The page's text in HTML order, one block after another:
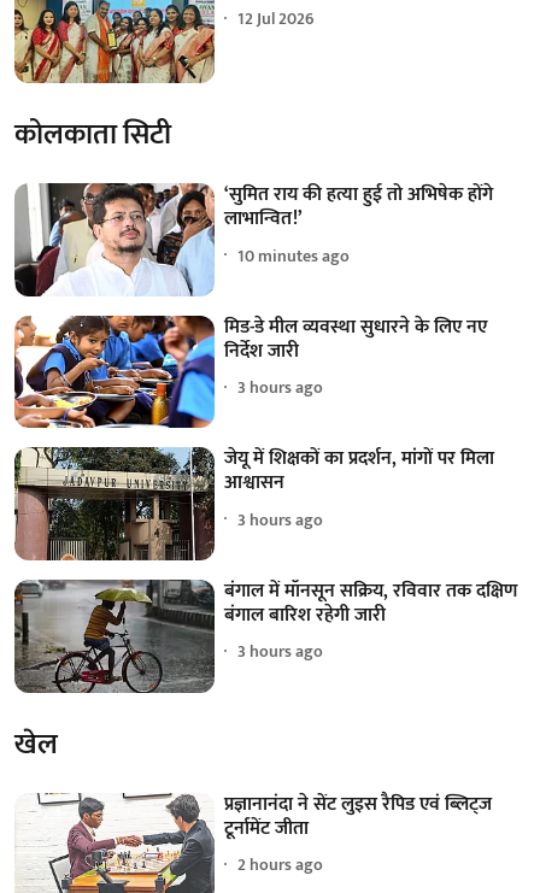
12 Jul 2026
कोलकाता सिटी
‘सुमित राय की हत्या हुई तो अभिषेक होंगे
लाभान्वित!’
10 minutes ago
मिड-डे मील व्यवस्था सुधारने के लिए नए
निर्देश जारी
3 hours ago
जेयू में शिक्षकों का प्रदर्शन, मांगों पर मिला
आश्वासन
3 hours ago
बंगाल में मॉनसून सक्रिय, रविवार तक दक्षिण
बंगाल बारिश रहेगी जारी
3 hours ago
खेल
प्रज्ञानानंदा ने सेंट लुइस रैपिड एवं ब्लिट्ज
टूर्नामेंट जीता
2 hours ago